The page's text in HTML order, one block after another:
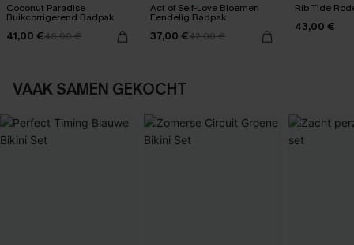
Coconut Paradise
Buikcorrigerend Badpak
41,00 €46,00 €
Act of Self-Love Bloemen
Eendelig Badpak
37,00 €42,00 €
Rib Tide
43,00 €
VAAK SAMEN GEKOCHT